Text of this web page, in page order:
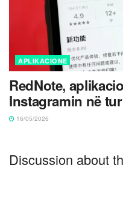
APLIKACIONE
RedNote,
Instagramin në
16/05/2026
Discussion about